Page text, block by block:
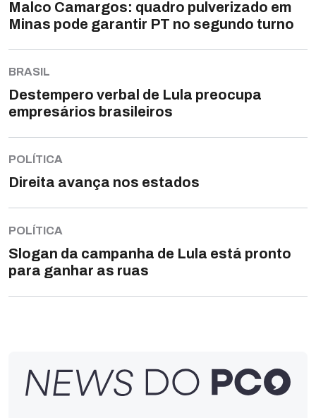
Malco Camargos: quadro pulverizado em
Minas pode garantir PT no segundo turno
BRASIL
Destempero verbal de Lula preocupa
empresários brasileiros
POLÍTICA
Direita avança nos estados
POLÍTICA
Slogan da campanha de Lula está pronto
para ganhar as ruas